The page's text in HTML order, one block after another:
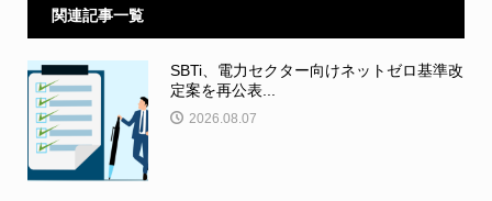
関連記事一覧
SBTi、電力セクター向けネットゼロ基準改
定案を再公表...
2026.08.07